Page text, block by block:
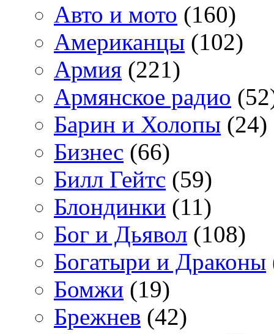
Авто и мото (160)
Американцы (102)
Армия (221)
Армянское радио
Барин и Холопы (24)
Бизнес (66)
Билл Гейтс (59)
Блондинки (11)
Бог и Дьявол (108)
Богатыри и Драконы
Бомжи (19)
Брежнев (42)